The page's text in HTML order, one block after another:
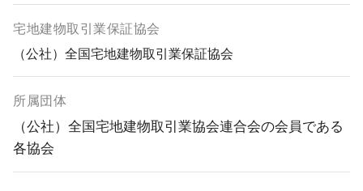
宅地建物取引業保証協会
（公社）全国宅地建物取引業保証協会
所属団体
（公社）全国宅地建物取引業協会連合会の会員である
各協会